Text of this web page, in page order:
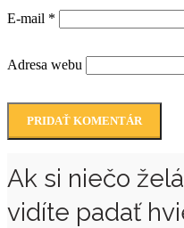
E-mail *
Adresa webu
Ak si niečo
vidíte padať